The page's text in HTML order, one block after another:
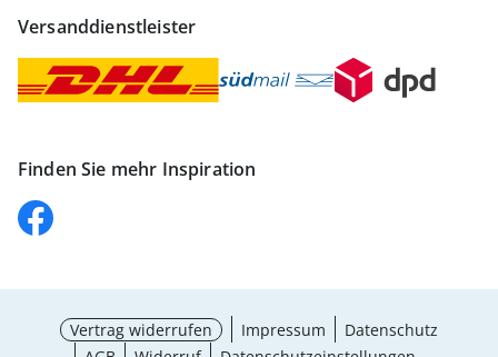
Versanddienstleister
Finden Sie mehr Inspiration
Vertrag widerrufen Impressum
Datenschutz